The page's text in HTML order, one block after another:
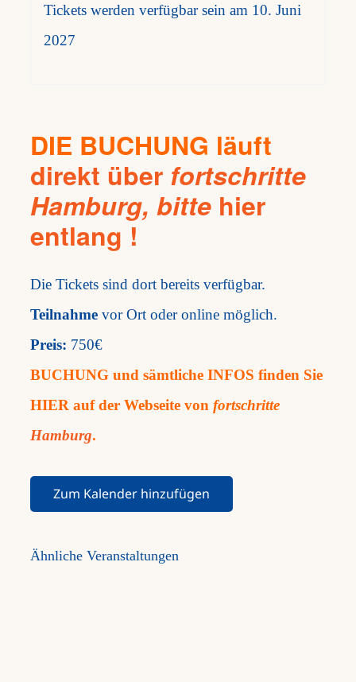
Tickets werden verfügbar sein am 10. Juni
2027
DIE BUCHUNG läuft
direkt über fortschritte
Hamburg, bitte hier
entlang !
Die Tickets sind dort bereits verfügbar.
Teilnahme vor Ort oder online möglich.
Preis: 750€
BUCHUNG und sämtliche INFOS finden Sie
HIER auf der Webseite von fortschritte
Hamburg.
Zum Kalender hinzufügen
Ähnliche Veranstaltungen